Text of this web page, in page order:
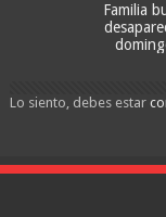
Familia
Lo siento, debes estar